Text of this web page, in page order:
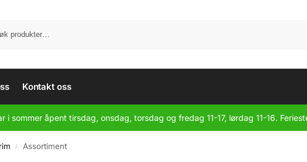
Kontakt oss
i sommer åpent tirsdag, onsdag, torsdag og fredag 11-17, lørdag 11-16.
/ Assortiment